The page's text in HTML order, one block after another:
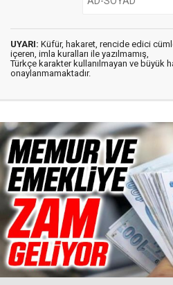
UYARI: Küfür, hakaret, rencide edici
içeren, imla kuralları ile yazılmamış,
Türkçe karakter kullanılmayan ve büyük
onaylanmamaktadır.